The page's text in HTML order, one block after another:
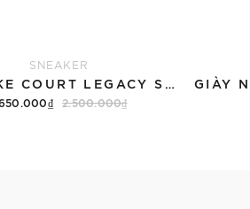
SNEAKER
2.500.000₫